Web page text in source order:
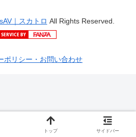
｜スカトロ All Rights Reserved.
ポリシー・お問い合わせ
トップ サイドバー